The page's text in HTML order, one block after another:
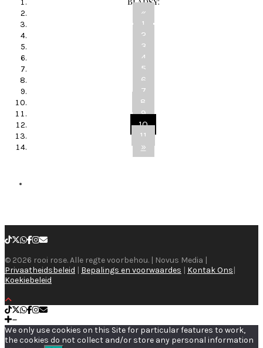
«
1
2
3
4
5
6
7
8
9
10
11
»
© 2026 rooi rose. Alle regte voorbehou. | Novus Media |
Privaatheidsbeleid | Bepalings en voorwaardes | Kontak Ons|
Koekiebeleid
We only use cookies on this Site for particular features to work,
the cookies do not collect and/or store any personal information